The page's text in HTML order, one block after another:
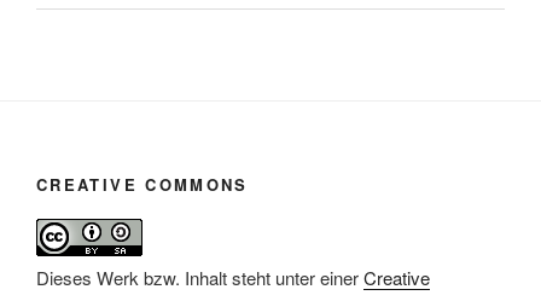
CREATIVE COMMONS
Dieses Werk bzw. Inhalt steht unter einerCreative